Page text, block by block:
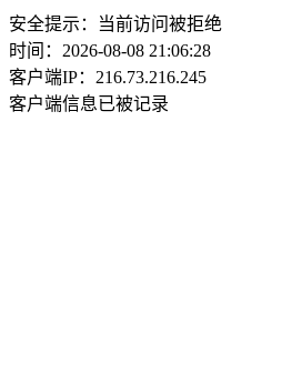
安全提示：当前访问被拒绝
时间：2026-08-08 21:06:28
客户端IP：216.73.216.245
客户端信息已被记录